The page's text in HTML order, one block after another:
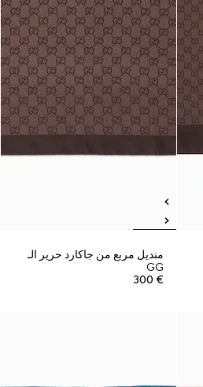
منديل مربع من جاكارد حرير الـ
GG
€ 300